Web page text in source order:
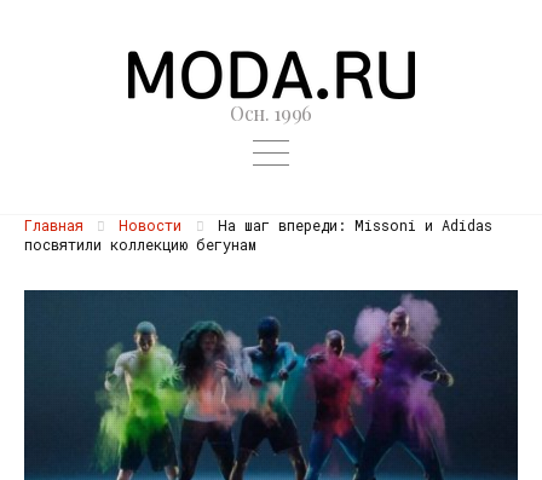
Осн. 1996
Главная Новости
На шаг впереди: Missoni и Adidas
посвятили коллекцию бегунам